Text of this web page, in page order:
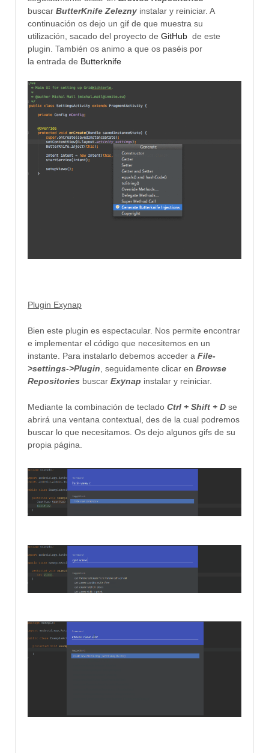
buscar ButterKnife Zelezny instalar y reiniciar. A
continuación os dejo un gif de que muestra su
utilización, sacado del proyecto de GitHub de este
plugin. También os animo a que os paséis por
la entrada de Butterknife
Plugin Exynap
Bien este plugin es espectacular. Nos permite encontrar
e implementar el código que necesitemos en un
instante. Para instalarlo debemos acceder a File-
>settings->Plugin , seguidamente clicar en Browse
Repositories buscar Exynap instalar y reiniciar.
Mediante la combinación de teclado Ctrl + Shift + D se
abrirá una ventana contextual, des de la cual podremos
buscar lo que necesitamos. Os dejo algunos gifs de su
propia página.